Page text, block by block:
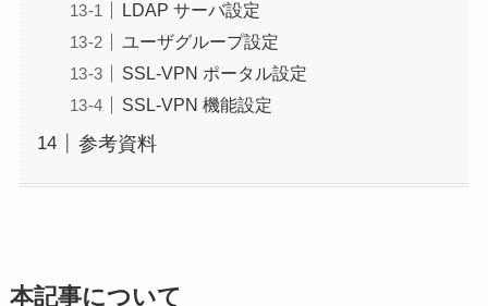
LDAP サーバ設定
ユーザグループ設定
SSL-VPN ポータル設定
SSL-VPN 機能設定
参考資料
本記事について